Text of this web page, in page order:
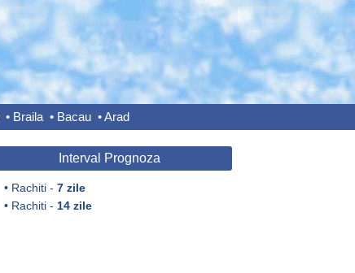
• Braila • Bacau •Arad
Interval Prognoza
• Rachiti - 7 zile
• Rachiti - 14 zile